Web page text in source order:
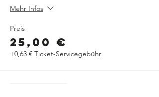
Mehr Infos
Preis
25,00 €
+0,63 € Ticket-Servicegebühr